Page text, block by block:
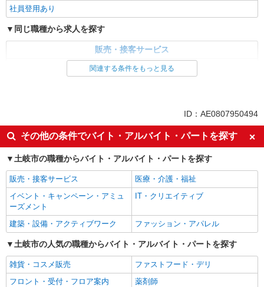
社員登用あり
同じ職種から求人を探す
販売・接客サービス
英語が活かせる
ボーナス・賞与あり
日払い
車通勤OK
交通費支給
社会保険あり
社員登用あり
関連する条件をもっと見る
ID：AE0807950494
その他の条件でバイト・アルバイト・パートを探す
土岐市の職種からバイト・アルバイト・パートを探す
販売・接客サービス
医療・介護・福祉
イベント・キャンペーン・アミュ
ーズメント
IT・クリエイティブ
建築・設備・アクティブワーク ファッション・アパレル
土岐市の人気の職種からバイト・アルバイト・パートを探す
雑貨・コスメ販売
ファストフード・デリ
フロント・受付・フロア案内
薬剤師